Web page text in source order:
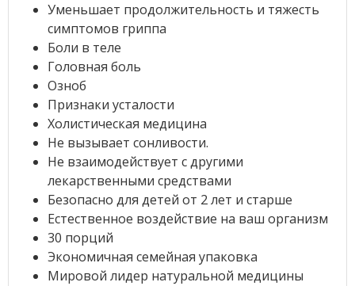
Уменьшает продолжительность и тяжесть
симптомов гриппа
Боли в теле
Головная боль
Озноб
Признаки усталости
Холистическая медицина
Не вызывает сонливости.
Не взаимодействует с другими
лекарственными средствами
Безопасно для детей от 2 лет и старше
Естественное воздействие на ваш организм
30 порций
Экономичная семейная упаковка
Мировой лидер натуральной медицины